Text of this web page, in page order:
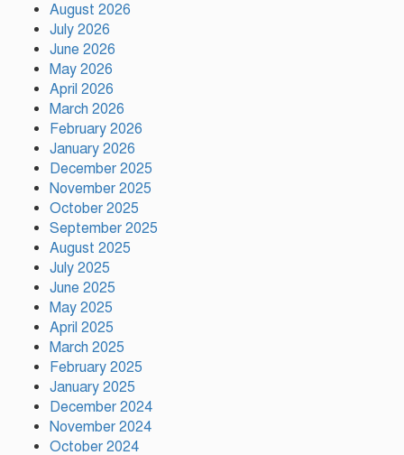
প্রার্থী ঘোষণা করেছে ১১-দলীয় জোট
August 2026
July 2026
June 2026
May 2026
April 2026
March 2026
February 2026
January 2026
December 2025
November 2025
October 2025
September 2025
August 2025
July 2025
June 2025
May 2025
April 2025
March 2025
February 2025
January 2025
December 2024
November 2024
October 2024